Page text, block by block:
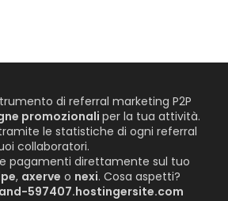
di referral marketing P2P
promozionali per la tua attività.
le statistiche di ogni referral
collaboratori.
pagamenti direttamente sul tuo
, axerve o nexi. Cosa aspetti?
597407.hostingersite.com